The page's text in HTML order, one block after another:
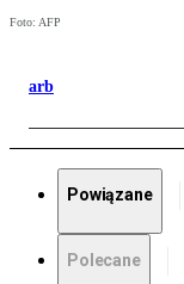
Foto: AFP
arb
Powiązane
Polecane